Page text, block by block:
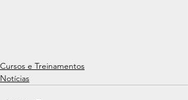
Cursos e Treinamentos
Notícias